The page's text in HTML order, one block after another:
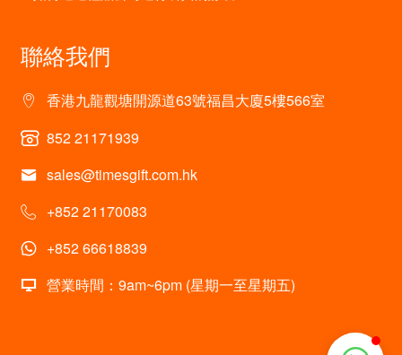
聯絡我們
香港九龍觀塘開源道63號福昌大廈5樓566室
852 21171939
sales@timesgift.com.hk
+852 21170083
+852 66618839
營業時間：9am~6pm (星期一至星期五)